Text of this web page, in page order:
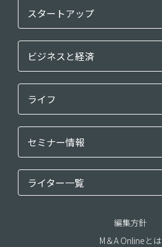
スタートアップ
ビジネスと経済
ライフ
セミナー情報
ライター一覧
編集方針
M＆A Onlineとは